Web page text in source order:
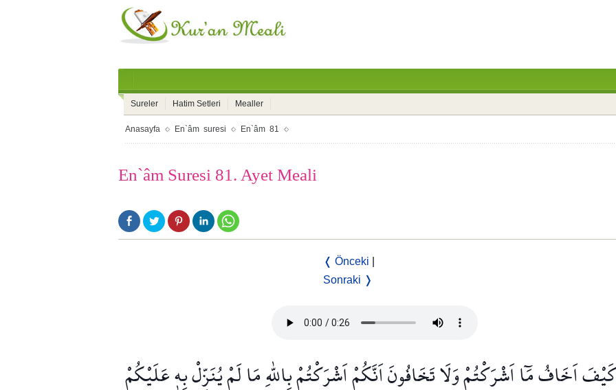
Sureler Hatim Setleri Mealler
Anasayfa En`âm suresi En`âm 81
En`âm Suresi 81. Ayet Meali
❬ Önceki
Sonraki ❭
اَخَافُ مَٓا اَشْرَكْتُمْ وَلَا تَخَافُونَ اَنَّكُمْ اَشْرَكْتُمْ بِاللّٰهِ مَا لَمْ يُنَزِّلْ بِه۪ عَلَيْكُمْ